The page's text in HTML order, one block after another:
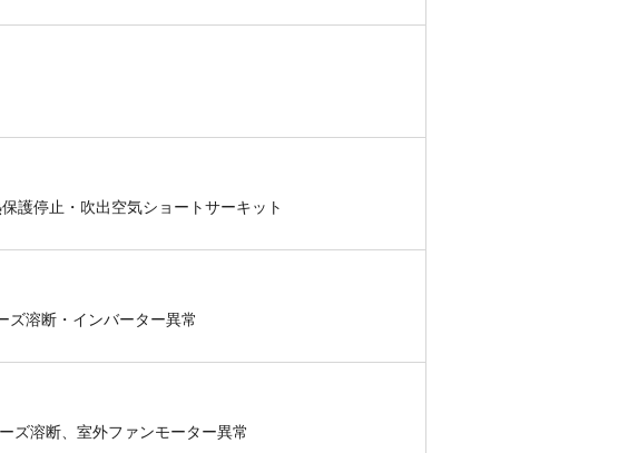
護停止・吹出空気ショートサーキット
ズ溶断・インバーター異常
ズ溶断、室外ファンモーター異常